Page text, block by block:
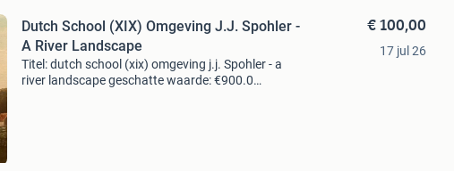
Dutch School (XIX) Omgeving J.J. Spohler -
A River Landscape
Titel: dutch school (xix) omgeving j.j. Spohler - a
river landscape geschatte waarde: €900.0
€ 100,00
17 jul 26